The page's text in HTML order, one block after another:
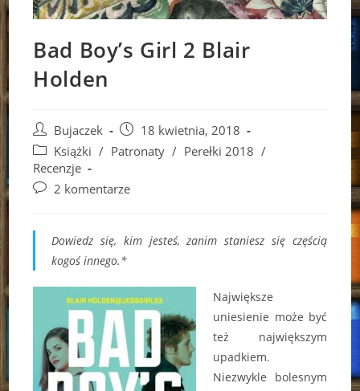
Bad Boy’s Girl 2 Blair
Holden
Post
author:
Bujaczek
Post
published:
18 kwietnia, 2018
Post
category:
Książki / Patronaty / Perełki 2018 /
Recenzje
Post2 komentarze
Dowiedz się, kim jesteś, zanim staniesz się częścią
kogoś innego.*
Największe
uniesienie może być
też największym
upadkiem.
Niezwykle bolesnym